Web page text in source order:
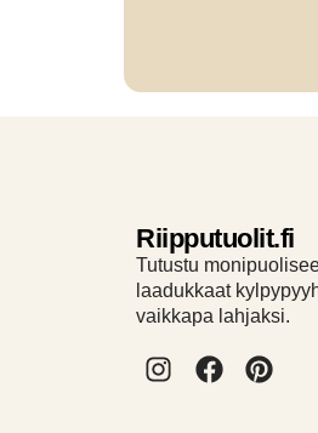
Riipputuolit.fi
Tutustu
laadukkaat
vaikkapa lahjaksi.